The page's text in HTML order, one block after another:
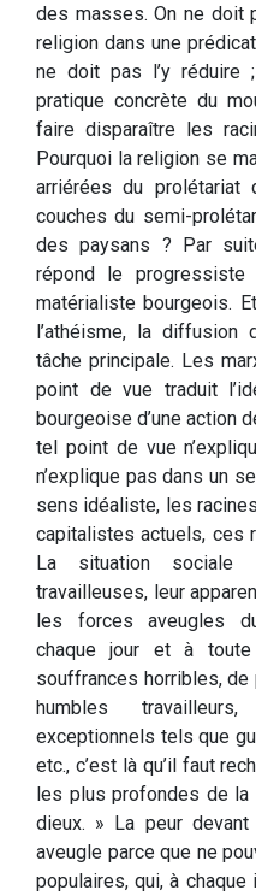
des masses. On ne doit
religion dans une
ne doit pas l’y
pratique concrète du
faire disparaître les
Pourquoi la religion se
arriérées du
couches du semi-
des paysans ? Par
répond le
matérialiste bourgeois.
l’athéisme, la
tâche principale. Les
point de vue traduit
bourgeoise d’une action
tel point de vue
n’explique pas dans un
sens idéaliste, les
capitalistes actuels, ces
La situation sociale
travailleuses, leur
les forces aveugles
chaque jour et à
souffrances horribles,
humbles
exceptionnels tels que
etc., c’est là qu’il faut
les plus profondes de la
dieux. » La peur
aveugle parce que ne
populaires, qui, à